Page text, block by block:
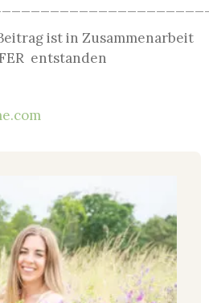
ist in Zusammenarbeit
entstanden